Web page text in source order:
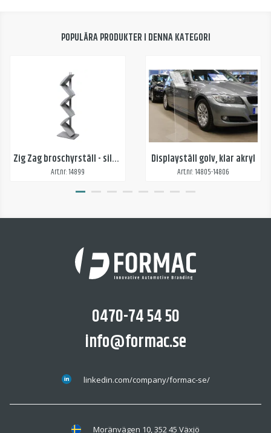
POPULÄRA PRODUKTER I DENNA KATEGORI
Zig Zag broschyrställ - silver
Art.nr: 14899
Displayställ golv, klar akryl
Art.nr: 14805-14806
0470-74 54 50
info@formac.se
linkedin.com/company/formac-se/
Moränvägen 10, 352 45 Växjö